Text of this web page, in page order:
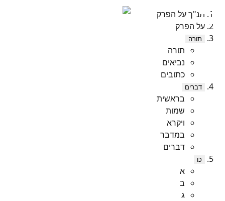
תנ"ך על הפרק
על הפרק
תורה
תורה
נביאים
כתובים
דברים
בראשית
שמות
ויקרא
במדבר
דברים
כו
א
ב
ג